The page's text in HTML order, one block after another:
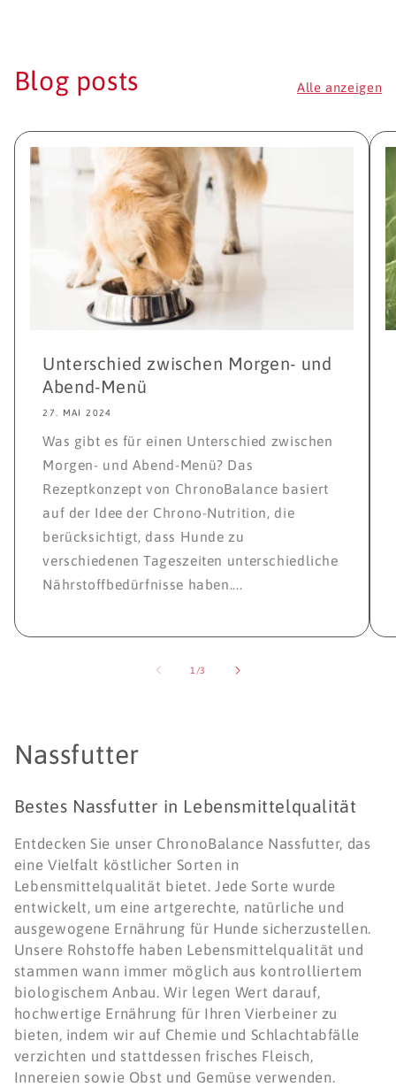
Blog posts Alle anzeigen
Unterschied zwischen Morgen- und
Abend-Menü
27. MAI 2024
Was gibt es für einen Unterschied zwischen
Morgen- und Abend-Menü? Das
Rezeptkonzept von ChronoBalance basiert
auf der Idee der Chrono-Nutrition, die
berücksichtigt, dass Hunde zu
verschiedenen Tageszeiten unterschiedliche
Nährstoffbedürfnisse haben....
1 /von
3
K
t
e
g
o
r
i
e
:
Nassfutter
Bestes Nassfutter in Lebensmittelqualität
Entdecken Sie unser ChronoBalance Nassfutter, das
eine Vielfalt köstlicher Sorten in
Lebensmittelqualität bietet. Jede Sorte wurde
entwickelt, um eine artgerechte, natürliche und
ausgewogene Ernährung für Hunde sicherzustellen.
Unsere Rohstoffe haben Lebensmittelqualität und
stammen wann immer möglich aus kontrolliertem
biologischem Anbau. Wir legen Wert darauf,
hochwertige Ernährung für Ihren Vierbeiner zu
bieten, indem wir auf Chemie und Schlachtabfälle
verzichten und stattdessen frisches Fleisch,
Innereien sowie Obst und Gemüse verwenden.